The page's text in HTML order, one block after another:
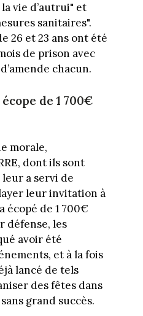
vie d’autrui" et
sanitaires".
26 et 23 ans ont été
de prison avec
chacun.
de 1 700€
morale,
dont ils sont
a servi de
leur invitation à
écopé de 1 700€
défense, les
avoir été
et à la fois
lancé de tels
des fêtes dans
grand succès.